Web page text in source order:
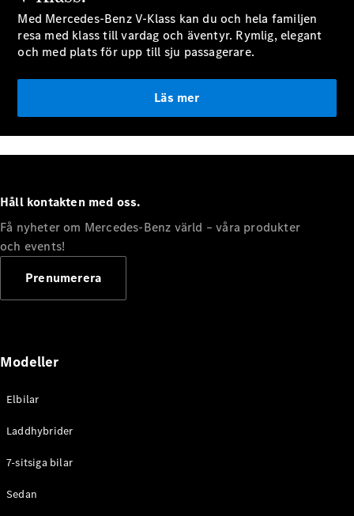
Halvkombi
Konfigurator
Coupé
Alla Coupé
CLE Coupé
AMG GT
Coupé
Coupé
Coupé
Med Mercedes-Benz V-Klass kan du och hela familjen
resa med klass till vardag och äventyr. Rymlig, elegant
och med plats för upp till sju passagerare.
Läs mer
Håll kontakten med oss.
Få nyheter om Mercedes-Benz värld – våra produkter
och events!
Prenumerera
Modeller
Elbilar
Laddhybrider
7-sitsiga bilar
Sedan